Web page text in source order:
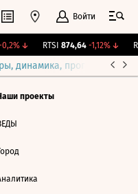
Войти
↓ RTSI 874,64 -1,12%↓
динамика, прогнозы
проекты